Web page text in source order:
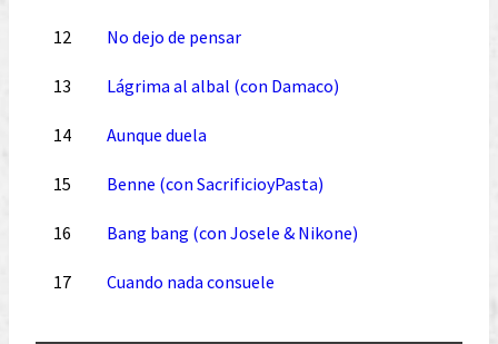
12 No dejo de pensar
13 Lágrima al albal (con Damaco)
14 Aunque duela
15 Benne (con SacrificioyPasta)
16 Bang bang (con Josele & Nikone)
17 Cuando nada consuele